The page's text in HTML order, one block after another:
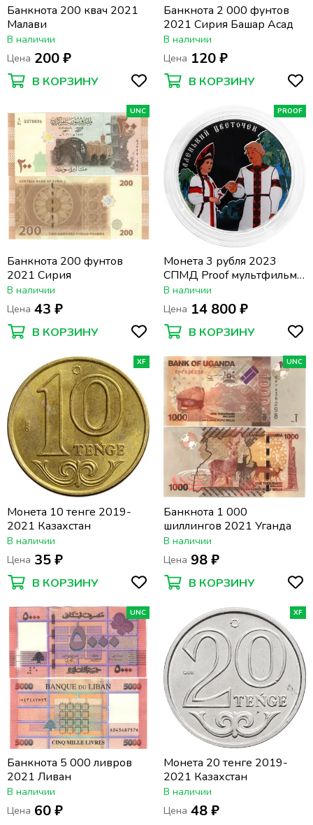
Банкнота 200 квач 2021
Малави
В наличии
Цена 200 ₽
В КОРЗИНУ
Банкнота 2 000 фунтов
2021 Сирия Башар Асад
В наличии
Цена 120 ₽
В КОРЗИНУ
UNC
Банкнота 200 фунтов
2021 Сирия
В наличии
Цена 43 ₽
В КОРЗИНУ
PROOF
Монета 3 рубля 2023
СПМД Proof мультфильм
«Аленький цветочек»
В наличии
Цена 14 800 ₽
В КОРЗИНУ
XF
Монета 10 тенге 2019-
2021 Казахстан
В наличии
Цена 35 ₽
В КОРЗИНУ
UNC
Банкнота 1 000
шиллингов 2021 Уганда
В наличии
Цена 98 ₽
В КОРЗИНУ
UNC
Банкнота 5 000 ливров
2021 Ливан
В наличии
Цена 60 ₽
XF
Монета 20 тенге 2019-
2021 Казахстан
В наличии
Цена 48 ₽